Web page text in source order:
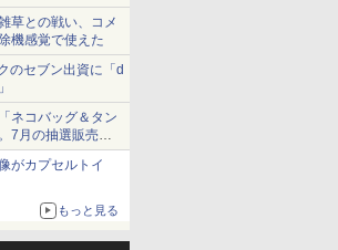
草との戦い、コメ
機感覚で使えた
のセブン出資に「d
ネコバッグ＆タン
7月の抽選販売の
がカプセルトイ
もっと見る